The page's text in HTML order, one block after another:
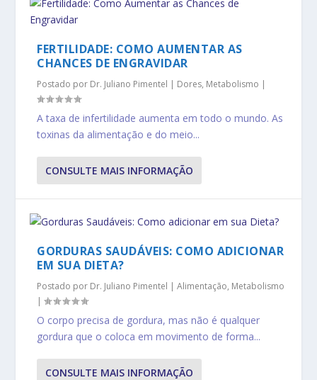
FERTILIDADE: COMO AUMENTAR AS
CHANCES DE ENGRAVIDAR
Postado por Dr. Juliano Pimentel | Dores, Metabolismo |
A taxa de infertilidade aumenta em todo o mundo. As
toxinas da alimentação e do meio...
CONSULTE MAIS INFORMAÇÃO
GORDURAS SAUDÁVEIS: COMO ADICIONAR
EM SUA DIETA?
Postado por Dr. Juliano Pimentel |Alimentação, Metabolismo
|
O corpo precisa de gordura, mas não é qualquer
gordura que o coloca em movimento de forma...
CONSULTE MAIS INFORMAÇÃO